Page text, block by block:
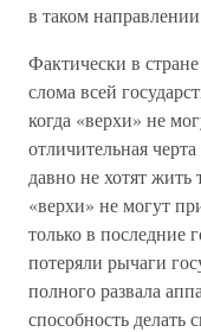
в таком
Фактически в
слома всей
когда «верхи» не
отличительная
давно не хотят жить
«верхи» не могут
только в последние
потеряли рычаги
полного развала
способность делать